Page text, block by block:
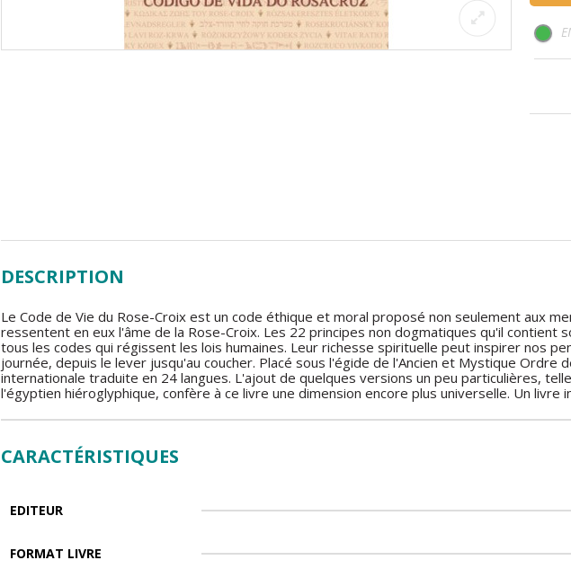
DESCRIPTION
Le Code de Vie du Rose-Croix est un code éthique et moral proposé non seulement aux
ressentent en eux l'âme de la Rose-Croix. Les 22 principes non dogmatiques qu'il
tous les codes qui régissent les lois humaines. Leur richesse spirituelle peut inspirer nos
journée, depuis le lever jusqu'au coucher. Placé sous l'égide de l'Ancien et Mystique Ordre
internationale traduite en 24 langues. L'ajout de quelques versions un peu particulières,
l'égyptien hiéroglyphique, confère à ce livre une dimension encore plus universelle. Un livre
CARACTÉRISTIQUES
EDITEUR
FORMAT LIVRE